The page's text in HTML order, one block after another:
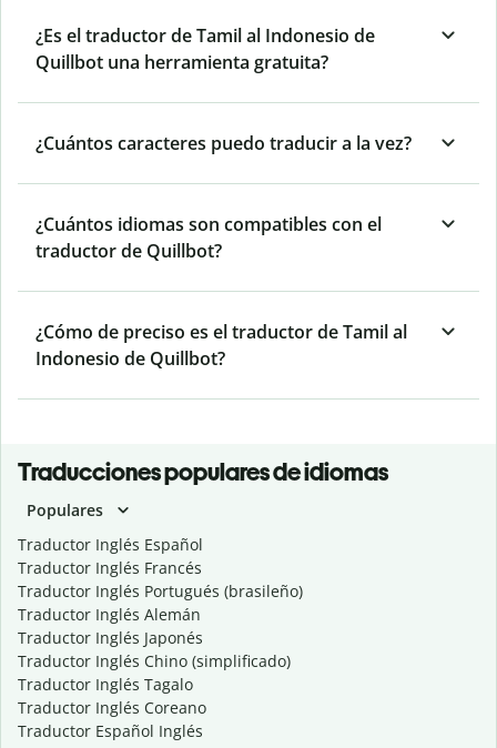
¿Es el traductor de Tamil al Indonesio de
Quillbot una herramienta gratuita?
¿Cuántos caracteres puedo traducir a la vez?
¿Cuántos idiomas son compatibles con el
traductor de Quillbot?
¿Cómo de preciso es el traductor de Tamil al
Indonesio de Quillbot?
Traducciones populares de idiomas
Populares
Traductor Inglés Español
Traductor Inglés Francés
Traductor Inglés Portugués (brasileño)
Traductor Inglés Alemán
Traductor Inglés Japonés
Traductor Inglés Chino (simplificado)
Traductor Inglés Tagalo
Traductor Inglés Coreano
Traductor Español Inglés